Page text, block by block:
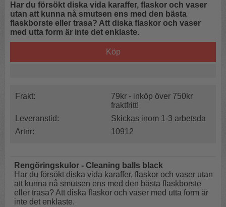
Har du försökt diska vida karaffer, flaskor och vaser
utan att kunna nå smutsen ens med den bästa
flaskborste eller trasa? Att diska flaskor och vaser
med utta form är inte det enklaste.
Köp
Frakt:
79kr - inköp över 750kr
fraktfritt!
Leveranstid:
Skickas inom 1-3 arbetsda
Artnr:
10912
Rengöringskulor - Cleaning balls black
Har du försökt diska vida karaffer, flaskor och vaser utan
att kunna nå smutsen ens med den bästa flaskborste
eller trasa? Att diska flaskor och vaser med utta form är
inte det enklaste.